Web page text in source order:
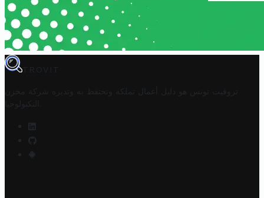
TROVIT
تروفيت تونس هو دليل أعمال تملكه وتحتفظ به وتديره
شركة مخزن
التكنولوجيا